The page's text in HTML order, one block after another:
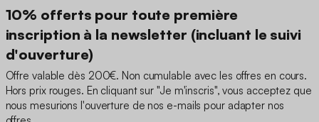
10% offerts pour toute première
inscription à la newsletter (incluant le suivi
d'ouverture)
Offre valable dès 200€. Non cumulable avec les offres en cours.
Hors prix rouges. En cliquant sur "Je m'inscris", vous acceptez que
nous mesurions l'ouverture de nos e-mails pour adapter nos